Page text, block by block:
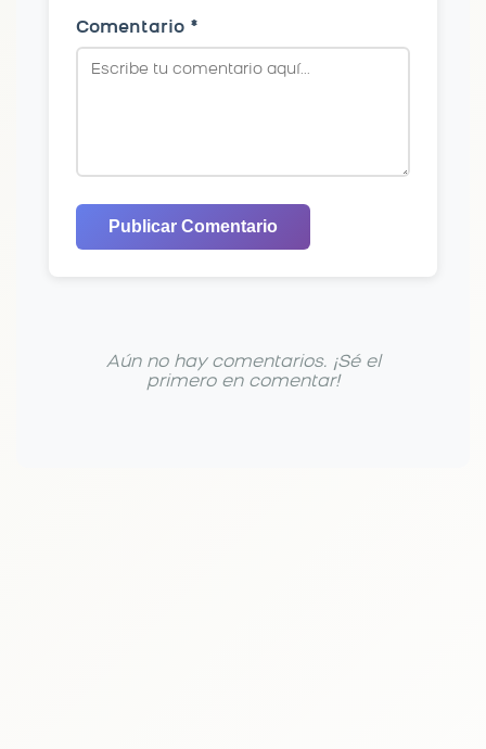
Comentario *
Publicar Comentario
Aún no hay comentarios. ¡Sé el
primero en comentar!